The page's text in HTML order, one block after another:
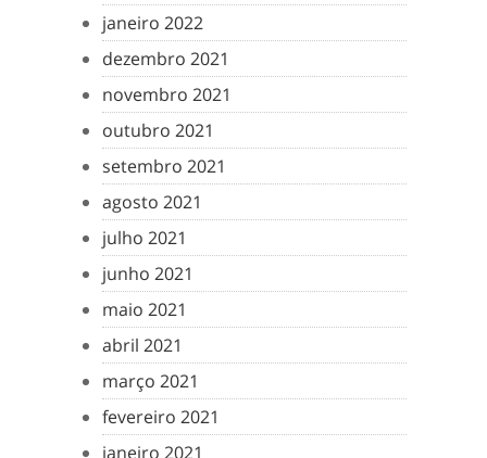
janeiro 2022
dezembro 2021
novembro 2021
outubro 2021
setembro 2021
agosto 2021
julho 2021
junho 2021
maio 2021
abril 2021
março 2021
fevereiro 2021
janeiro 2021